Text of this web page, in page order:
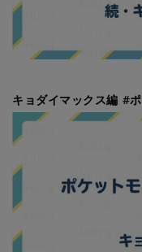
キョダイマックス編 #